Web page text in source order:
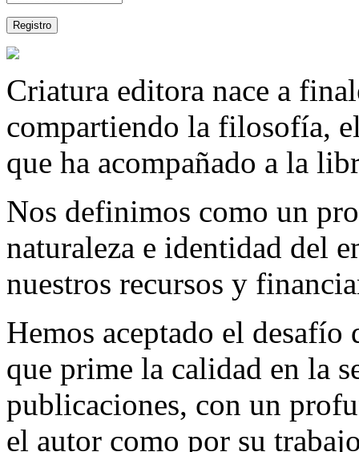
Criatura editora nace a
compartiendo la filosofía,
que ha acompañado a la
Nos definimos como un
naturaleza e identidad del
nuestros recursos y
Hemos aceptado el
que prime la calidad en la
publicaciones, con un
el autor como por su